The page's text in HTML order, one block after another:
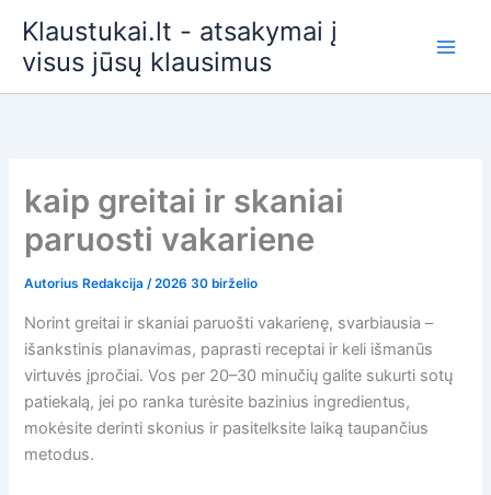
prie
turinio
Klaustukai.lt - atsakymai į
visus jūsų klausimus
kaip greitai ir skaniai
paruosti vakariene
Autorius Redakcija/2026 30 birželio
Norint greitai ir skaniai paruošti vakarienę, svarbiausia –
išankstinis planavimas, paprasti receptai ir keli išmanūs
virtuvės įpročiai. Vos per 20–30 minučių galite sukurti sotų
patiekalą, jei po ranka turėsite bazinius ingredientus,
mokėsite derinti skonius ir pasitelksite laiką taupančius
metodus.